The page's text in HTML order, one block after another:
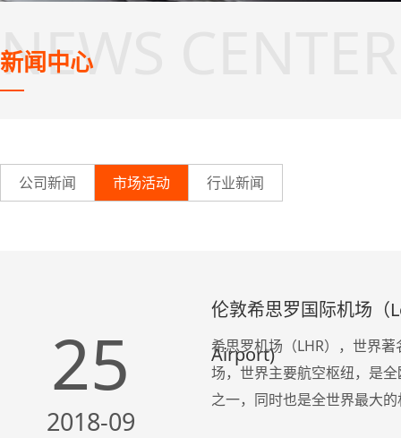
新闻中心
NEWS CENTER
公司新闻 市场活动 行业新闻
25
2018-09
伦敦希思罗国际机场
Airport)
希思罗机场（LHR），世界
场，世界主要航空枢纽，是
之一，同时也是全世界最大